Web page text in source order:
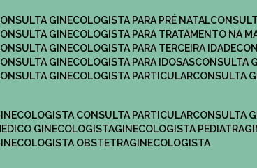
CONSULTA GINECOLOGISTA PARA PRÉ NATAL
CONSULTA GINECOLOGISTA PARA TRATAMENTO NA
CONSULTA GINECOLOGISTA PARA TERCEIRA IDADE
CONSULTA GINECOLOGISTA PARA IDOSAS
CONSULTA
CONSULTA GINECOLOGISTA PARTICULAR
CONSULTA
GINECOLOGISTA CONSULTA PARTICULAR​
CONSULTA
MEDICO GINECOLOGISTA​
GINECOLOGISTA PEDIATRA​
GINECOLOGISTA OBSTETRA​
GINECOLOGISTA